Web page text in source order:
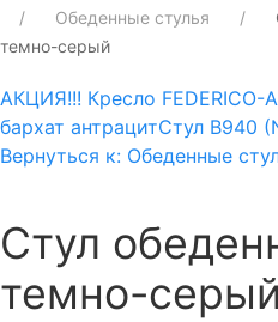
Обеденные стулья
темно-серый
АКЦИЯ!!! Кресло FEDERICO-
бархат антрацитСтул В940
Вернуться к: Обеденные
Стул
темно-серый